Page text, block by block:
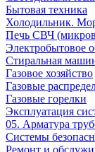
Бытовая техника
Холодильник.
Печь СВЧ
Электробытовое
Стиральная
Газовое хозяйство
Газовые
Газовые горелки
Эксплуатация
05. Арматура
Системы
Ремонт и